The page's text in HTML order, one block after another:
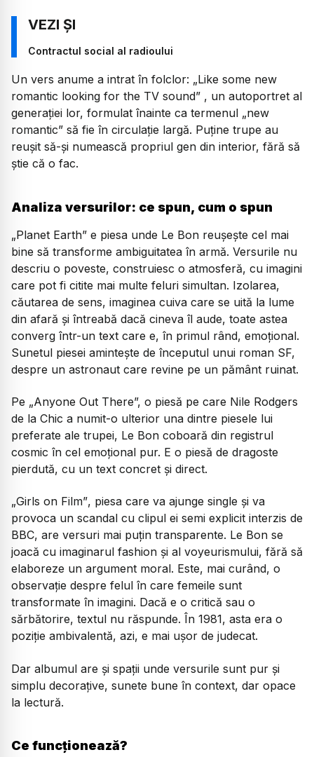
Contractul social al radioului
Un vers anume a intrat în folclor: „Like some new
romantic looking for the TV sound” , un autoportret al
generației lor, formulat înainte ca termenul „new
romantic” să fie în circulație largă. Puține trupe au
reuşit să-şi numească propriul gen din interior, fără să
ştie că o fac.
Analiza versurilor: ce spun, cum o spun
„Planet Earth” e piesa unde Le Bon reuşeşte cel mai
bine să transforme ambiguitatea în armă. Versurile nu
descriu o poveste, construiesc o atmosferă, cu imagini
care pot fi citite mai multe feluri simultan. Izolarea,
căutarea de sens, imaginea cuiva care se uită la lume
din afară şi întreabă dacă cineva îl aude, toate astea
converg într-un text care e, în primul rând, emoțional.
Sunetul piesei aminteşte de începutul unui roman SF,
despre un astronaut care revine pe un pământ ruinat.
Pe „Anyone Out There”, o piesă pe care Nile Rodgers
de la Chic a numit-o ulterior una dintre piesele lui
preferate ale trupei, Le Bon coboară din registrul
cosmic în cel emoțional pur. E o piesă de dragoste
pierdută, cu un text concret şi direct.
„Girls on Film”, piesa care va ajunge single şi va
provoca un scandal cu clipul ei semi explicit interzis de
BBC, are versuri mai puțin transparente. Le Bon se
joacă cu imaginarul fashion şi al voyeurismului, fără să
elaboreze un argument moral. Este, mai curând, o
observație despre felul în care femeile sunt
transformate în imagini. Dacă e o critică sau o
sărbătorire, textul nu răspunde. În 1981, asta era o
poziție ambivalentă, azi, e mai uşor de judecat.
Dar albumul are și spații unde versurile sunt pur şi
simplu decorațive, sunete bune în context, dar opace
la lectură.
Ce funcționează?